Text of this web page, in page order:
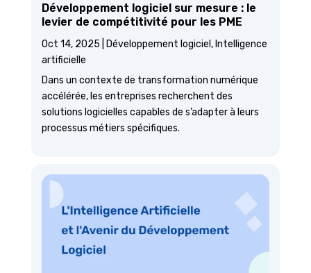
Développement logiciel sur mesure : le
levier de compétitivité pour les PME
Oct 14, 2025 Développement logiciel , Intelligence
artificielle
Dans un contexte de transformation numérique
accélérée, les entreprises recherchent des
solutions logicielles capables de s’adapter à leurs
processus métiers spécifiques.